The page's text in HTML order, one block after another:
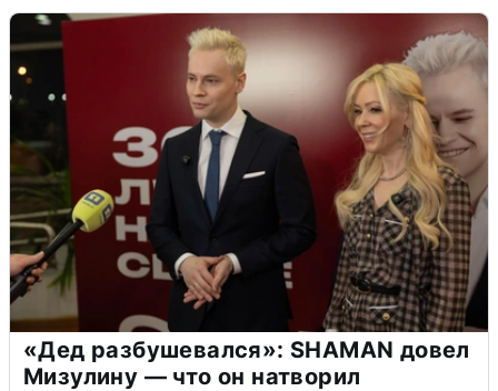
«Дед разбушевался»: SHAMAN довел
Мизулину — что он натворил